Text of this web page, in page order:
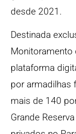
desde 2021.
Destinada
Monitoramento
plataforma
por armadilhas
mais de 140
Grande